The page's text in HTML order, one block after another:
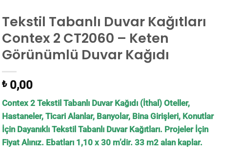
Tekstil Tabanlı Duvar Kağıtları
Contex 2 CT2060 – Keten
Görünümlü Duvar Kağıdı
₺0,00
Contex 2 Tekstil Tabanlı Duvar Kağıdı (İthal) Oteller,
Hastaneler, Ticari Alanlar, Banyolar, Bina Girişleri, Konutlar
İçin Dayanıklı Tekstil Tabanlı Duvar Kağıtları. Projeler İçin
Fiyat Alınız. Ebatları 1,10 x 30 m’dir. 33 m2 alan kaplar.